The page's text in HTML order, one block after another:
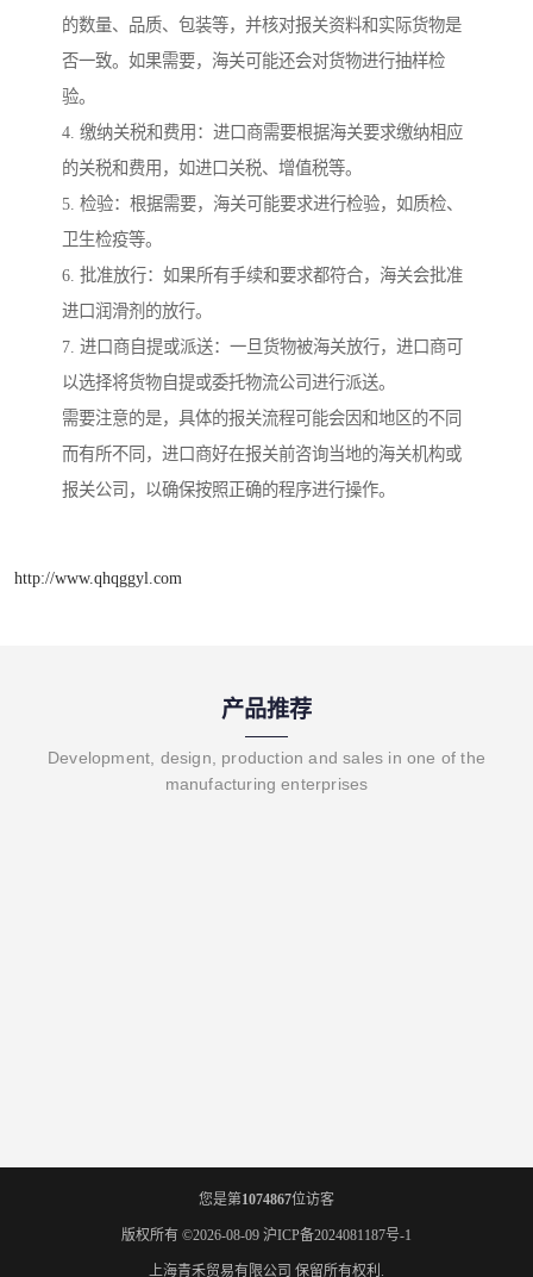
的数量、品质、包装等，并核对报关资料和实际货物是
否一致。如果需要，海关可能还会对货物进行抽样检
验。
4. 缴纳关税和费用：进口商需要根据海关要求缴纳相应
的关税和费用，如进口关税、增值税等。
5. 检验：根据需要，海关可能要求进行检验，如质检、
卫生检疫等。
6. 批准放行：如果所有手续和要求都符合，海关会批准
进口润滑剂的放行。
7. 进口商自提或派送：一旦货物被海关放行，进口商可
以选择将货物自提或委托物流公司进行派送。
需要注意的是，具体的报关流程可能会因和地区的不同
而有所不同，进口商好在报关前咨询当地的海关机构或
报关公司，以确保按照正确的程序进行操作。
http://www.qhqggyl.com
产品推荐
Development, design, production and sales in one of the
manufacturing enterprises
您是第1074867位访客
版权所有 ©2026-08-09 沪ICP备2024081187号-1
上海青禾贸易有限公司 保留所有权利.